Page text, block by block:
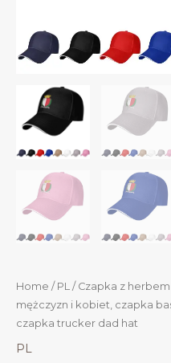
Home / PL / Czapka z
mężczyzn i kobiet, czapka
czapka trucker dad hat
PL